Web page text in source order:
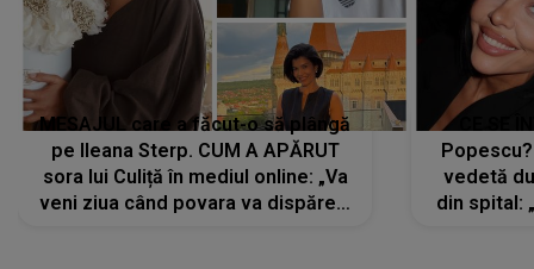
MESAJUL care a făcut-o să plângă
pe Ileana Sterp. CUM A APĂRUT
sora lui Culiță în mediul online: „Va
veni ziua când povara va dispărea,
vedetă
din spital: